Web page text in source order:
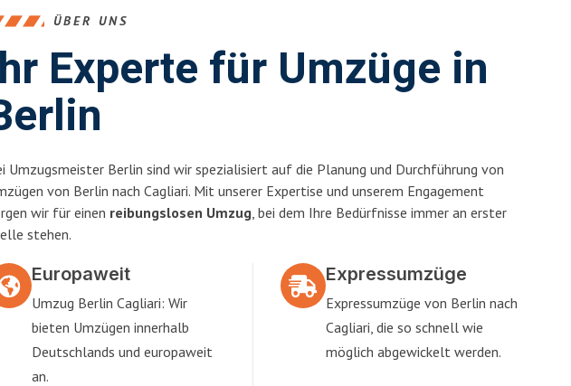
ÜBER UNS
Experte für Umzüge in
Umzugsmeister Berlin sind wir spezialisiert auf die Planung und Durchführung von
von Berlin nach Cagliari. Mit unserer Expertise und unserem Engagement
wir für einen reibungslosen Umzug, bei dem Ihre Bedürfnisse immer an erster
stehen.
Europaweit
Umzug Berlin Cagliari: Wir
bieten Umzügen innerhalb
Deutschlands und europaweit
an.
Expressumzüge
Expressumzüge von Berlin nach
Cagliari, die so schnell wie
möglich abgewickelt werden.